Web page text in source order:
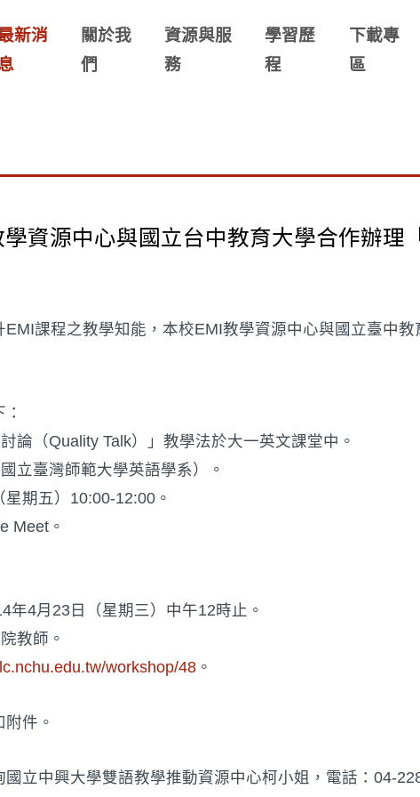
新消
關於我
們
資源與服
務
學習歷
程
下載專
區
學資源中心與國立台中教育大學合作辦
課程之教學知能，本校EMI教學資源中心與國立臺中
論（Quality Talk）」教學法於大一英文課堂中。
立臺灣師範大學英語學系）。
期五）10:00-12:00。
Meet。
年4月23日（星期三）中午12時止。
教師。
workshop/48 。
件。
立中興大學雙語教學推動資源中心柯小姐，電話：04-